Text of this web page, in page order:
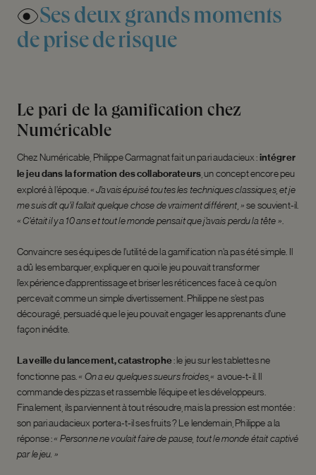
Sesdeuxgrandsmoments
deprisederisque
Le pari de la gamification chez
Numéricable
Chez Numéricable, Philippe Carmagnat fait un pari audacieux :intégrer
le jeu dans la formation des collaborateurs , un concept encore peu
exploré à l’époque. «J’avais épuisé toutes les techniques classiques, et je
me suis dit qu’il fallait quelque chose de vraiment différent , »se souvient-il.
«C’était il y a 10 ans et tout le monde pensait que j’avais perdu la tête »
Convaincre ses équipes de l’utilité de la gamification n’a pas été simple. Il
a dû les embarquer, expliquer en quoi le jeu pouvait transformer
l’expérience d’apprentissage et briser les réticences face à ce qu’on
percevait comme un simple divertissement. Philippe ne s’est pas
découragé, persuadé que le jeu pouvait engager les apprenants d’une
façon inédite.
La veille du lancement, catastrophe: le jeu sur les tablettes ne
fonctionne pas.« On a eu quelques sueurs froides,« avoue-t-il. Il
commande des pizzas et rassemble l’équipe et les développeurs.
Finalement, ils parviennent à tout résoudre, mais la pression est montée :
son pari audacieux portera-t-il ses fruits ? Le lendemain, Philippe a la
réponse :« Personne ne voulait faire de pause, tout le monde était captivé
par le jeu. »